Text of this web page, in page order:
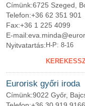
Címünk:6725 Szeged,
Telefon:+36 62 351 901
Fax:+36 1 225 4099
E-mail:
Nyitvatartás: H-P: 8-16
Eurorisk győri iroda
Címünk:9022 Győr,